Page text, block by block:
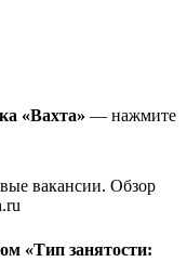
«Вахта» — нажмите
«Тип занятости: